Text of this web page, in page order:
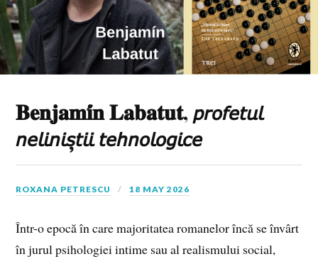
𝐁𝐞𝐧𝐣𝐚𝐦𝐢́𝐧 𝐋𝐚𝐛𝐚𝐭𝐮𝐭, 𝘱𝘳𝘰𝘧𝘦𝘵𝘶𝘭
𝘯𝘦𝘭𝘪𝘯𝘪𝘴̦𝘵𝘪𝘪 𝘵𝘦𝘩𝘯𝘰𝘭𝘰𝘨𝘪𝘤𝘦
ROXANA PETRESCU 18 MAY 2026
Într-o epocă în care majoritatea romanelor încă se învârt
în jurul psihologiei intime sau al realismului social,